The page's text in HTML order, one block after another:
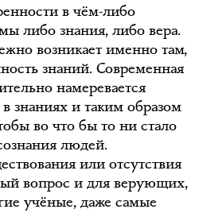
в чём-либо
либо знания, либо вера.
возникает именно там,
знаний. Современная
намеревается
знаниях и таким образом
во что бы то ни стало
людей.
или отсутствия
вопрос и для верующих,
учёные, даже самые